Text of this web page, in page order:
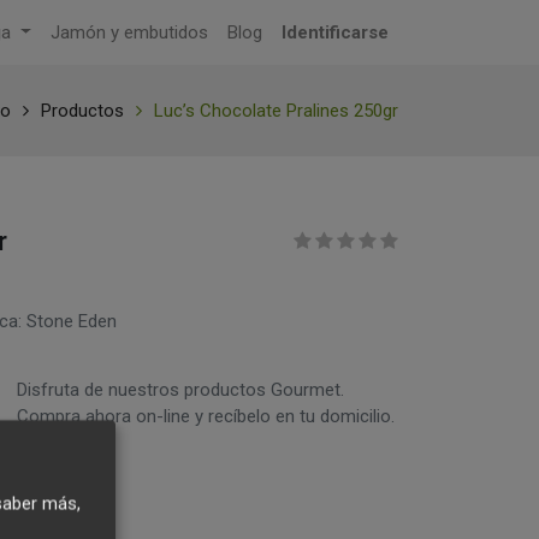
Jamón y embutidos Blog Identificarse
Productos Luc’s Chocolate Pralines 250gr
Stone Eden
Disfruta de nuestros productos Gourmet.
Compra ahora on-line y recíbelo en tu domicilio.
más,